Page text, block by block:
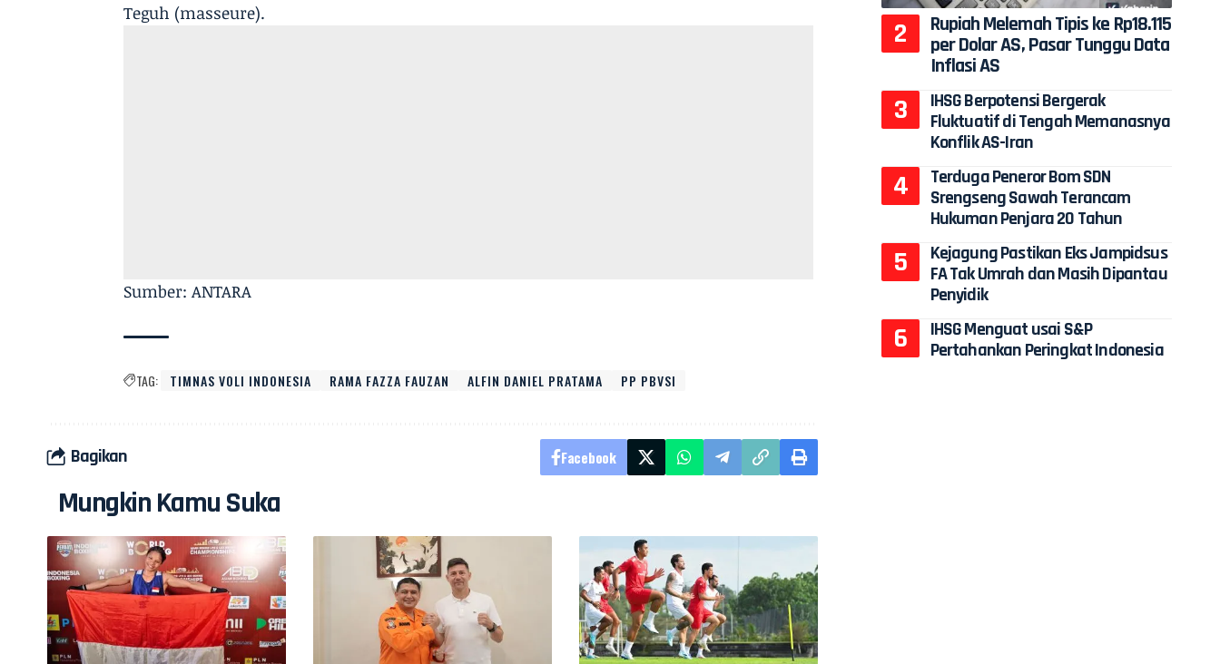
Teguh (masseure).
Sumber: ANTARA
TAG: TIMNAS VOLI INDONESIA RAMA FAZZA FAUZAN ALFIN DANIEL PRATAMA PP PBVSI
Bagikan Facebook
Mungkin Kamu Suka
Rupiah Melemah Tipis ke Rp18.115
per Dolar AS, Pasar Tunggu Data
Inflasi AS
IHSG Berpotensi Bergerak
Fluktuatif di Tengah Memanasnya
Konflik AS-Iran
Terduga Peneror Bom SDN
Srengseng Sawah Terancam
Hukuman Penjara 20 Tahun
Kejagung Pastikan Eks Jampidsus
FA Tak Umrah dan Masih Dipantau
Penyidik
IHSG Menguat usai S&P
Pertahankan Peringkat Indonesia